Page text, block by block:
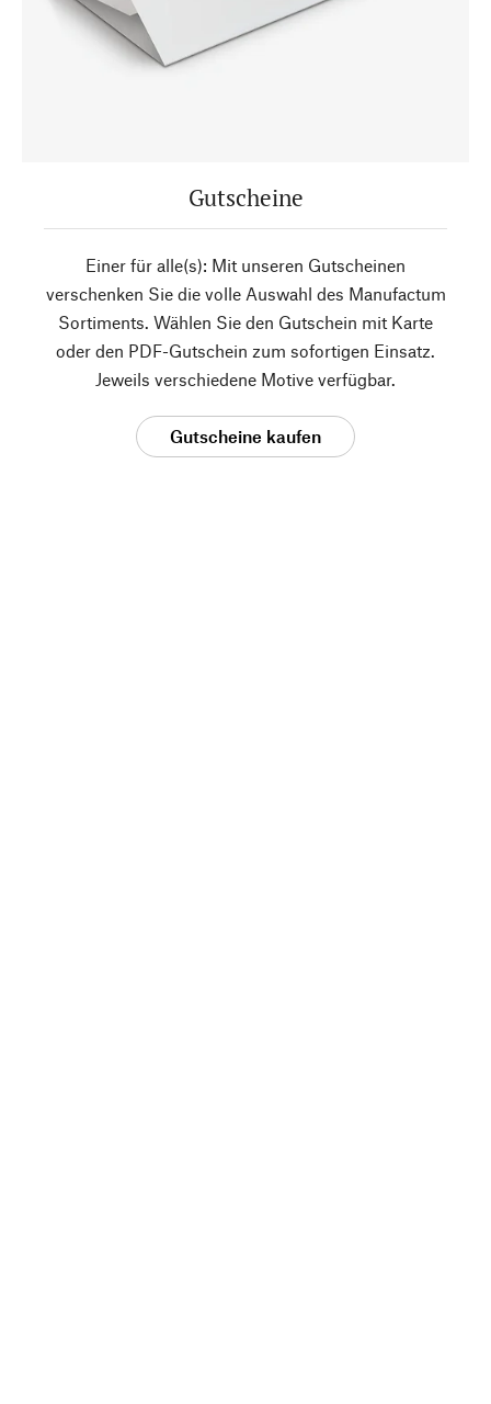
Gutscheine
Einer für alle(s): Mit unseren Gutscheinen
verschenken Sie die volle Auswahl des Manufactum
Sortiments. Wählen Sie den Gutschein mit Karte
oder den PDF-Gutschein zum sofortigen Einsatz.
Jeweils verschiedene Motive verfügbar.
Gutscheine kaufen